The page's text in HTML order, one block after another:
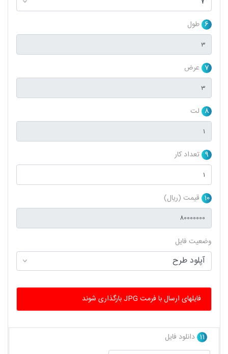
6 طول
7 عرض
8 لت
9 تعداد کار
10 قیمت (ریال)
وضعیت فایل
فایلهای ارسال با فرمت JPG بارگذاری شوند
11 دانلود فایل